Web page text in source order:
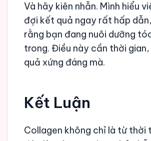
Và hãy kiên nhẫn. Mình hiểu
đợi kết quả ngay rất hấp
rằng bạn đang nuôi dưỡng
trong. Điều này cần thời gian,
quả xứng đáng mà.
Kết Luận
Collagen không chỉ là từ thời